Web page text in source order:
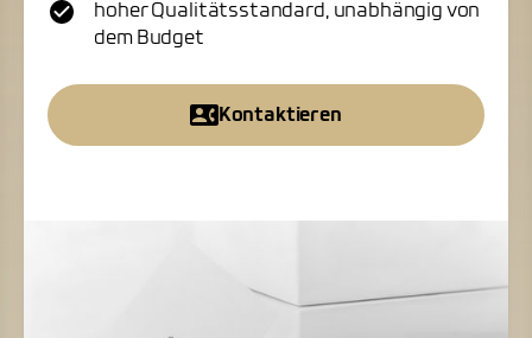
hoher Qualitätsstandard, unabhängig von
dem Budget
Kontaktieren